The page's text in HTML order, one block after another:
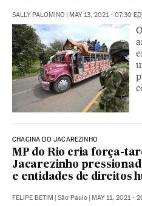
SALLY PALOMINO | MAY 13, 2021 - 07:30
CHACINA DO JACAREZINHO
MP do Rio cria força-
Jacarezinho
e entidades de direitos
FELIPE BETIM | São Paulo | MAY 11, 2021 -